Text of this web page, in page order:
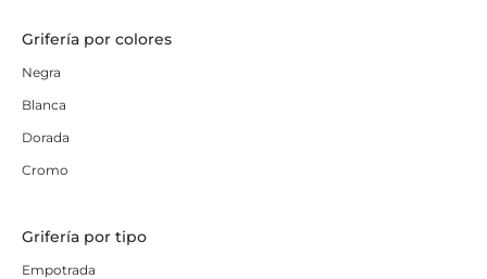
Grifería por colores
Negra
Blanca
Dorada
Cromo
Grifería por tipo
Empotrada